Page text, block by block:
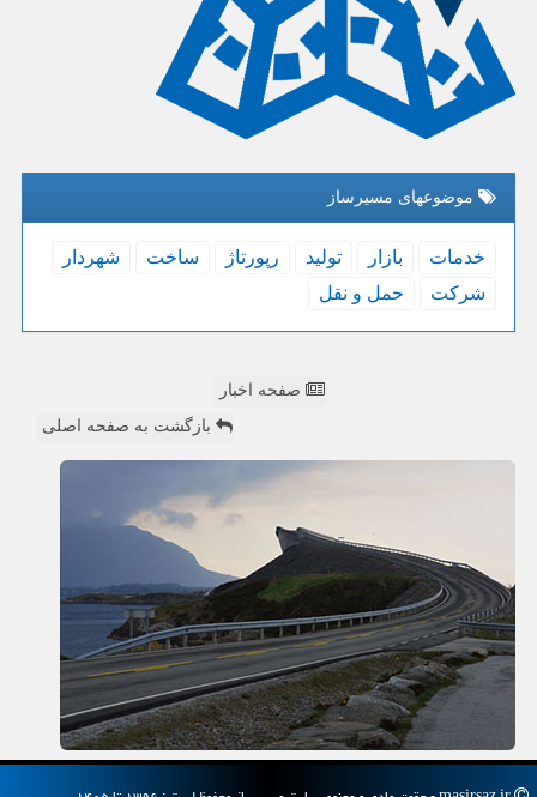
موضوعهای مسیرساز
خدمات بازار تولید رپورتاژ ساخت
شهردار
شركت
حمل و نقل
صفحه اخبار
بازگشت به صفحه اصلی